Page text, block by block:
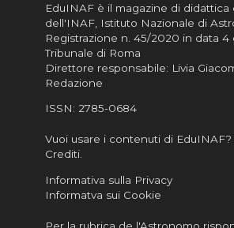
EduINAF è il magazine di didattica
dell'INAF, Istituto Nazionale di
Registrazione n. 45/2020 in data 4
Tribunale di Roma
Direttore responsabile: Livia
Redazione
ISSN: 2785-0684
Vuoi usare i contenuti di EduINAF?
Crediti.
Informativa sulla Privacy
Informatva sui Cookie
Per la rubrica de l'Astronomo